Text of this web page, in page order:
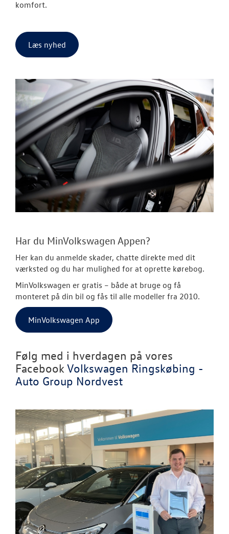
komfort.
Læs nyhed
Har du MinVolkswagen Appen?
Her kan du anmelde skader, chatte direkte med dit
værksted og du har mulighed for at oprette kørebog.
MinVolkswagen er gratis – både at bruge og få
monteret på din bil og fås til alle modeller fra 2010.
MinVolkswagen App
Følg med i hverdagen på vores
Facebook Volkswagen Ringskøbing -
Auto Group Nordvest